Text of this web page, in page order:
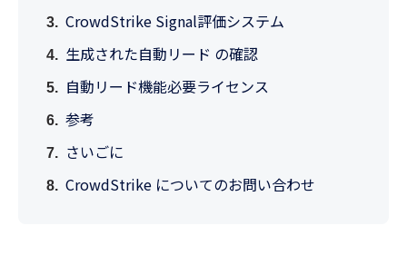
CrowdStrike Signal評価システム
生成された自動リード の確認
自動リード機能必要ライセンス
参考
さいごに
CrowdStrike についてのお問い合わせ